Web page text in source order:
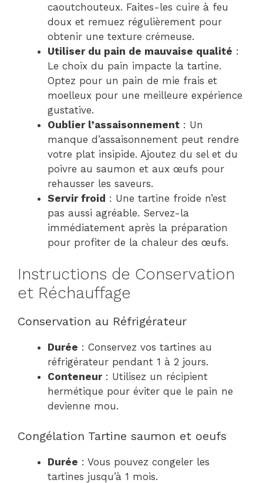
caoutchouteux. Faites-les cuire à feu
doux et remuez régulièrement pour
obtenir une texture crémeuse.
Utiliser du pain de mauvaise qualité :
Le choix du pain impacte la tartine.
Optez pour un pain de mie frais et
moelleux pour une meilleure expérience
gustative.
Oublier l’assaisonnement : Un
manque d’assaisonnement peut rendre
votre plat insipide. Ajoutez du sel et du
poivre au saumon et aux œufs pour
rehausser les saveurs.
Servir froid : Une tartine froide n’est
pas aussi agréable. Servez-la
immédiatement après la préparation
pour profiter de la chaleur des œufs.
Instructions de Conservation
et Réchauffage
Conservation au Réfrigérateur
Durée : Conservez vos tartines au
réfrigérateur pendant 1 à 2 jours.
Conteneur: Utilisez un récipient
hermétique pour éviter que le pain ne
devienne mou.
Congélation Tartine saumon et oeufs
Durée : Vous pouvez congeler les
tartines jusqu’à 1 mois.